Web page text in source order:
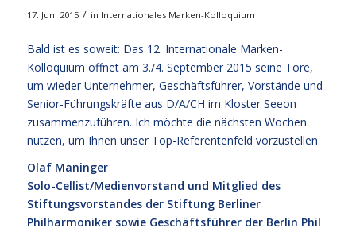
17. Juni 2015 / in Internationales Marken-Kolloquium
Bald ist es soweit: Das 12. Internationale Marken-
Kolloquium öffnet am 3./4. September 2015 seine Tore,
um wieder Unternehmer, Geschäftsführer, Vorstände und
Senior-Führungskräfte aus D/A/CH im Kloster Seeon
zusammenzuführen. Ich möchte die nächsten Wochen
nutzen, um Ihnen unser Top-Referentenfeld vorzustellen.
Olaf Maninger
Solo-Cellist/Medienvorstand und Mitglied des
Stiftungsvorstandes der Stiftung Berliner
Philharmoniker sowie Geschäftsführer der Berlin Phil